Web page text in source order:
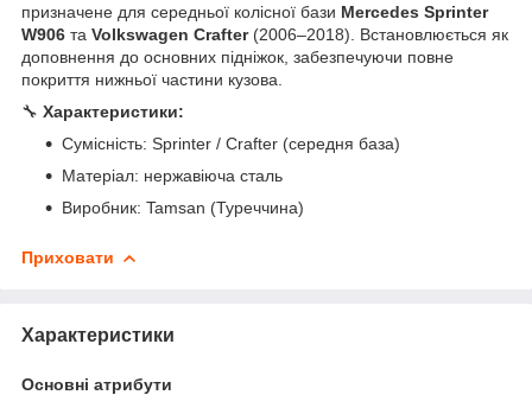
призначене для середньої колісної бази Mercedes Sprinter
W906 та Volkswagen Crafter(2006–2018). Встановлюється як
доповнення до основних підніжок, забезпечуючи повне
покриття нижньої частини кузова.
🔧 Характеристики:
Сумісність: Sprinter / Crafter (середня база)
Матеріал: нержавіюча сталь
Виробник: Tamsan (Туреччина)
Приховати
Характеристики
Основні атрибути